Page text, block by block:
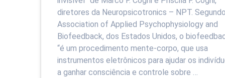
diretores da Neuropsicotronics – NPT.
Association of Applied Psychophysiology and
Biofeedback, dos Estados Unidos, o
“é um procedimento mente-corpo, que usa
instrumentos eletrônicos para ajudar os
a ganhar consciência e controle sobre …